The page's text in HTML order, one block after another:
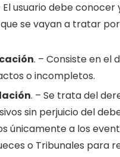
El usuario debe
se vayan a tratar por
. – Consiste en el
o incompletos.
. – Se trata del
sin perjuicio del
únicamente a los
o Tribunales para